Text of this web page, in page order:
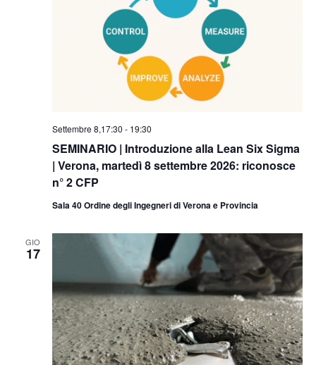
SEMINARIO | Introduzione alla Lean Six Sigma
| Verona, martedì 8 settembre 2026: riconosce
n° 2 CFP
Settembre 8,17:30 - 19:30
Sala 40 Ordine degli Ingegneri di Verona e Provincia
GIO
17